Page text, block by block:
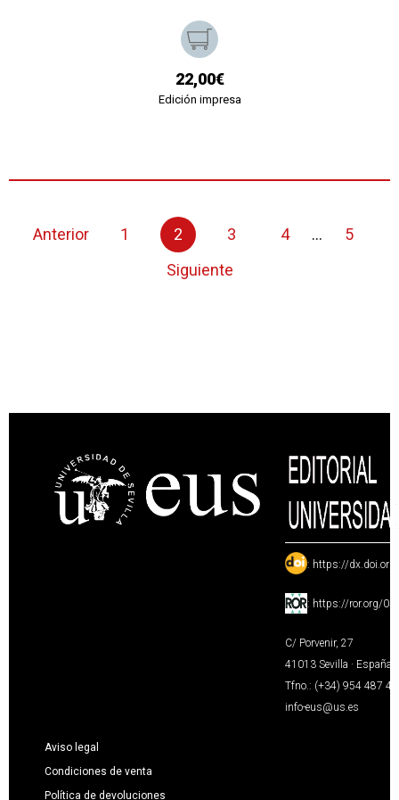
22,00€
Edición impresa
Anterior 1 2 3 4 ...
5
Siguiente
: https://
: https://ror.org/
C/ Porvenir, 27
41013 Sevilla · España
Tfno.: (+34) 954 487
info-eus@us.es
Aviso legal
Condiciones de venta
Política de devoluciones